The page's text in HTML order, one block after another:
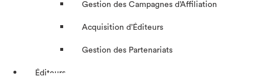
Gestion des Campagnes d’Affiliation​
Acquisition d’Éditeurs
Gestion des Partenariats
Éditeurs